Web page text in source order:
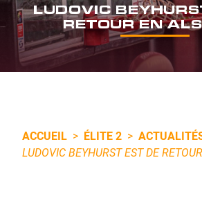
LUDOVIC
RETOUR EN
ACCUEIL > ÉLITE 2 >
LUDOVIC BEYHURST EST DE